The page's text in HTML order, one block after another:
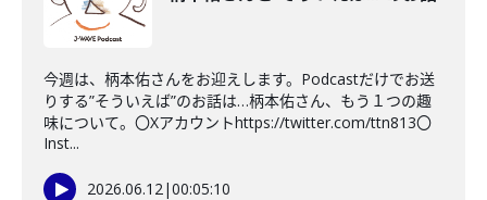
今週は、柄本佑さんをお迎えします。Podcastだけでお送
りする”そういえば”のお話は…柄本佑さん、もう１つの趣
味について。〇Xアカウントhttps://twitter.com/ttn813〇
Inst...
2026.06.12|00:05:10